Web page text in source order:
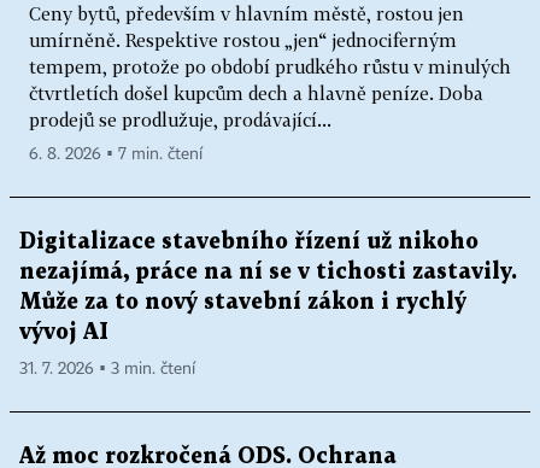
Ceny bytů, především v hlavním městě, rostou jen
umírněně. Respektive rostou „jen“ jednociferným
tempem, protože po období prudkého růstu v minulých
čtvrtletích došel kupcům dech a hlavně peníze. Doba
prodejů se prodlužuje, prodávající...
6. 8. 2026 ▪ 7 min. čtení
Digitalizace stavebního řízení už nikoho
nezajímá, práce na ní se v tichosti zastavily.
Může za to nový stavební zákon i rychlý
vývoj AI
31. 7. 2026 ▪ 3 min. čtení
Až moc rozkročená ODS. Ochrana